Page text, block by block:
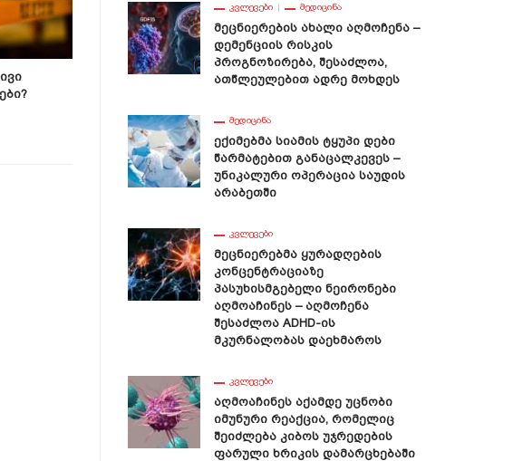
Მეცნიერები: ,,ჩვენს Წინაპრებს
Გოზინაყის Ფილოსოფიური
ᲙᲕᲚᲔᲕᲔᲑᲘ ᲛᲔᲓᲘᲪᲘᲜᲐ
Მეცნიერების Ახალი Აღმოჩენა –
Დემენციის Რისკის
Პროგნოზირება, Შესაძლოა,
Ათწლეულებით Ადრე Მოხდეს
ᲛᲔᲓᲘᲪᲘᲜᲐ
Ექიმებმა Სიამის Ტყუპი Დები
Წარმატებით Განაცალკევეს –
Უნიკალური Ოპერაცია Საუდის
Არაბეთში
ᲙᲕᲚᲔᲕᲔᲑᲘ
Მეცნიერებმა Ყურადღების
Კონცენტრაციაზე
Პასუხისმგებელი Ნეირონები
Აღმოაჩინეს – Აღმოჩენა
Შესაძლოა ADHD-Ის
Მკურნალობას Დაეხმაროს
ᲙᲕᲚᲔᲕᲔᲑᲘ
Აღმოაჩინეს Აქამდე Უცნობი
Იმუნური Რეაქცია, Რომელიც
Შეიძლება Კიბოს Უჯრედების
Ფარული Ხრიკის Დამარცხებაში